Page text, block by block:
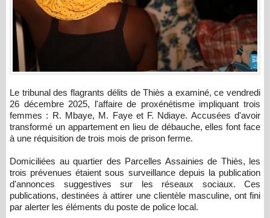
Le tribunal des flagrants délits de Thiès a examiné, ce vendredi
26 décembre 2025, l'affaire de proxénétisme impliquant trois
femmes : R. Mbaye, M. Faye et F. Ndiaye. Accusées d'avoir
transformé un appartement en lieu de débauche, elles font face
à une réquisition de trois mois de prison ferme.
Domiciliées au quartier des Parcelles Assainies de Thiès, les
trois prévenues étaient sous surveillance depuis la publication
d'annonces suggestives sur les réseaux sociaux. Ces
publications, destinées à attirer une clientèle masculine, ont fini
par alerter les éléments du poste de police local.